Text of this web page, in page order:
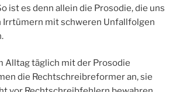
ist es denn allein die Prosodie, die uns
Irrtümern mit schweren Unfallfolgen
Alltag täglich mit der Prosodie
die Rechtschreibreformer an, sie